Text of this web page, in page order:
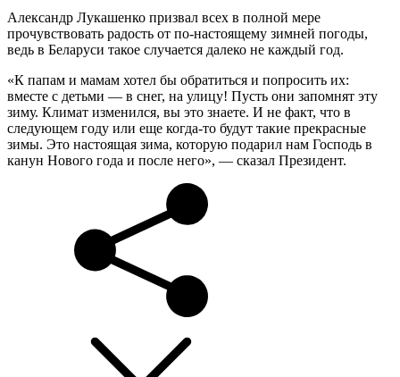
Александр Лукашенко призвал всех в полной мере
прочувствовать радость от по-настоящему зимней погоды,
ведь в Беларуси такое случается далеко не каждый год.
«К папам и мамам хотел бы обратиться и попросить их:
вместе с детьми — в снег, на улицу! Пусть они запомнят эту
зиму. Климат изменился, вы это знаете. И не факт, что в
следующем году или еще когда-то будут такие прекрасные
зимы. Это настоящая зима, которую подарил нам Господь в
канун Нового года и после него», — сказал Президент.